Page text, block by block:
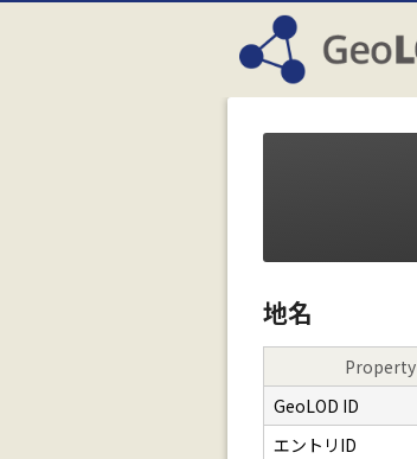
地名
Property
GeoLOD ID
エントリID